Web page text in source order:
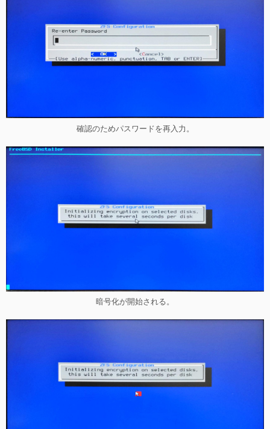
確認のためパスワードを再入力。
暗号化が開始される。